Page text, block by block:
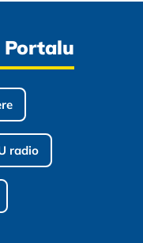
Portalu
radio